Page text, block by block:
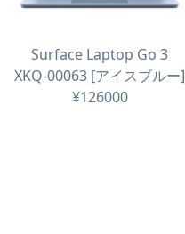
Surface Laptop Go 3
XKQ-00063 [アイスブルー]
¥126000